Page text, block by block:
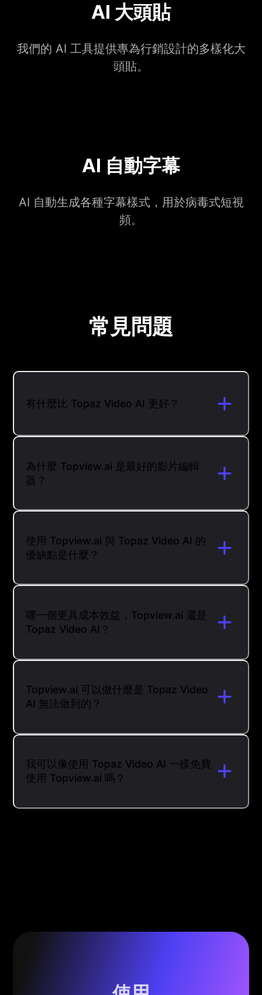
AI 大頭貼
我們的 AI 工具提供專為行銷設計的多樣化大
頭貼。
AI 自動字幕
AI 自動生成各種字幕樣式，用於病毒式短視
頻。
常見問題
有什麼比 Topaz Video AI 更好？
為什麼 Topview.ai 是最好的影片編輯
器？
使用 Topview.ai 與 Topaz Video AI 的
優缺點是什麼？
哪一個更具成本效益，Topview.ai 還是
Topaz Video AI？
Topview.ai 可以做什麼是 Topaz Video
AI 無法做到的？
我可以像使用 Topaz Video AI 一樣免費
使用 Topview.ai 嗎？